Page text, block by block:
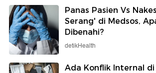
Panas Pasien Vs
Serang' di Medsos,
Dibenahi?
detikHealth
Ada Konflik Internal di